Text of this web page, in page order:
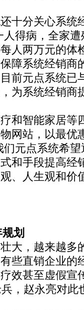
分关心系统
得病，全家
人两万元的体
障系统经销商
前元点系统已
为系统经销商
智能家居等
网站，以最优
们元点系统希
和手段提高经
、人生观和价
划
，越来越多
些直销企业的
效甚至虚假宣
，赵永亮对此